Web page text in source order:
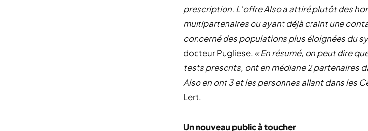
prescription. L’offre Also a attiré plutôt des
multipartenaires ou ayant déjà craint une
concerné des populations plus éloignées du
docteur Pugliese. « En résumé, on peut dire
tests prescrits, ont en médiane 2 partenaires
Also en ont 3 et les personnes allant dans les
Lert.
Un nouveau public à toucher